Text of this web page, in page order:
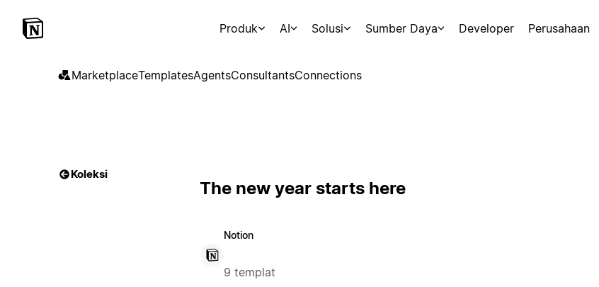
Produk AI Solusi Sumber Daya Developer Perusahaan
MarketplaceTemplatesAgentsConsultantsConnections
Koleksi
The new year starts here
Notion
9 templat